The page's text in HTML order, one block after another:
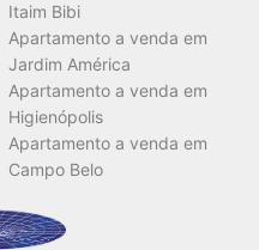
Itaim Bibi
Apartamento a venda em
Jardim América
Apartamento a venda em
Higienópolis
Apartamento a venda em
Campo Belo